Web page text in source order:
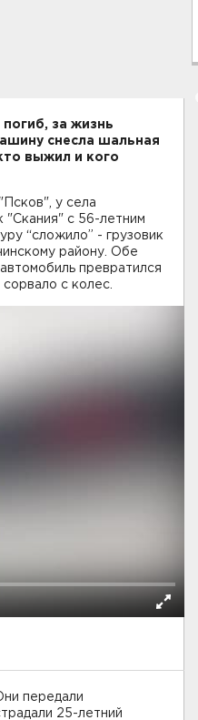
за жизнь
снесла шальная
выжил и кого
у села
"Скания" с 56-летним
“сложило” - грузовик
району. Обе
превратился
с колес.
передали
25-летний